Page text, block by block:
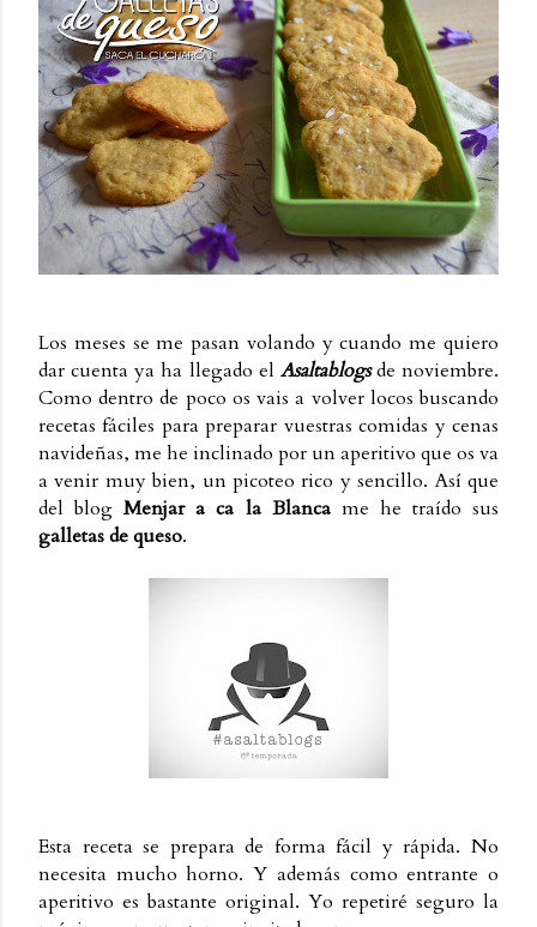
Los meses se me pasan volando y cuando me quiero
dar cuenta ya ha llegado el Asaltablogsde noviembre.
Como dentro de poco os vais a volver locos buscando
recetas fáciles para preparar vuestras comidas y cenas
navideñas, me he inclinado por un aperitivo que os va
a venir muy bien, un picoteo rico y sencillo. Así que
del blogMenjar a ca la Blancame he traído sus
galletas de queso.
Esta receta se prepara de forma fácil y rápida. No
necesita mucho horno. Y además como entrante o
aperitivo es bastante original. Yo repetiré seguro la